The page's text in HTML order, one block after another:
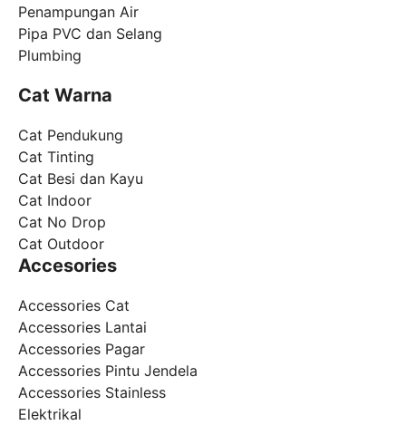
Penampungan Air
Pipa PVC dan Selang
Plumbing
Cat Warna
Cat Pendukung
Cat Tinting
Cat Besi dan Kayu
Cat Indoor
Cat No Drop
Cat Outdoor
Accesories
Accessories Cat
Accessories Lantai
Accessories Pagar
Accessories Pintu Jendela
Accessories Stainless
Elektrikal